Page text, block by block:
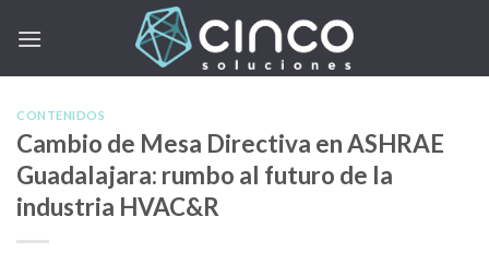
CONTENIDOS
Cambio de Mesa Directiva en ASHRAE
Guadalajara: rumbo al futuro de la
industria HVAC&R